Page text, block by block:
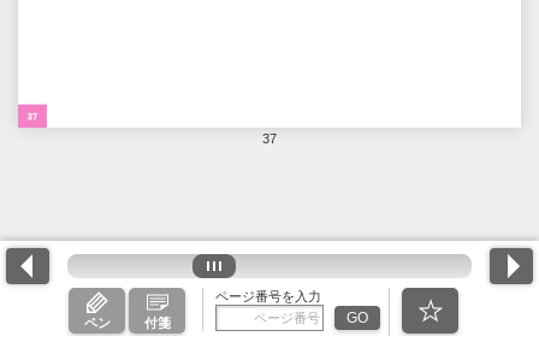
37
ペン 付箋
ページ番号を入力
GO